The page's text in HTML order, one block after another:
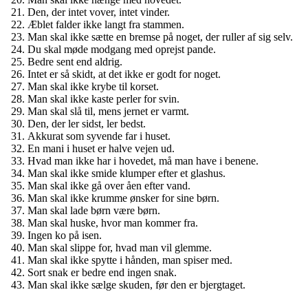
Den, der intet vover, intet vinder.
Æblet falder ikke langt fra stammen.
Man skal ikke sætte en bremse på noget, der ruller af sig selv.
Du skal møde modgang med oprejst pande.
Bedre sent end aldrig.
Intet er så skidt, at det ikke er godt for noget.
Man skal ikke krybe til korset.
Man skal ikke kaste perler for svin.
Man skal slå til, mens jernet er varmt.
Den, der ler sidst, ler bedst.
Akkurat som syvende far i huset.
En mani i huset er halve vejen ud.
Hvad man ikke har i hovedet, må man have i benene.
Man skal ikke smide klumper efter et glashus.
Man skal ikke gå over åen efter vand.
Man skal ikke krumme ønsker for sine børn.
Man skal lade børn være børn.
Man skal huske, hvor man kommer fra.
Ingen ko på isen.
Man skal slippe for, hvad man vil glemme.
Man skal ikke spytte i hånden, man spiser med.
Sort snak er bedre end ingen snak.
Man skal ikke sælge skuden, før den er bjergtaget.